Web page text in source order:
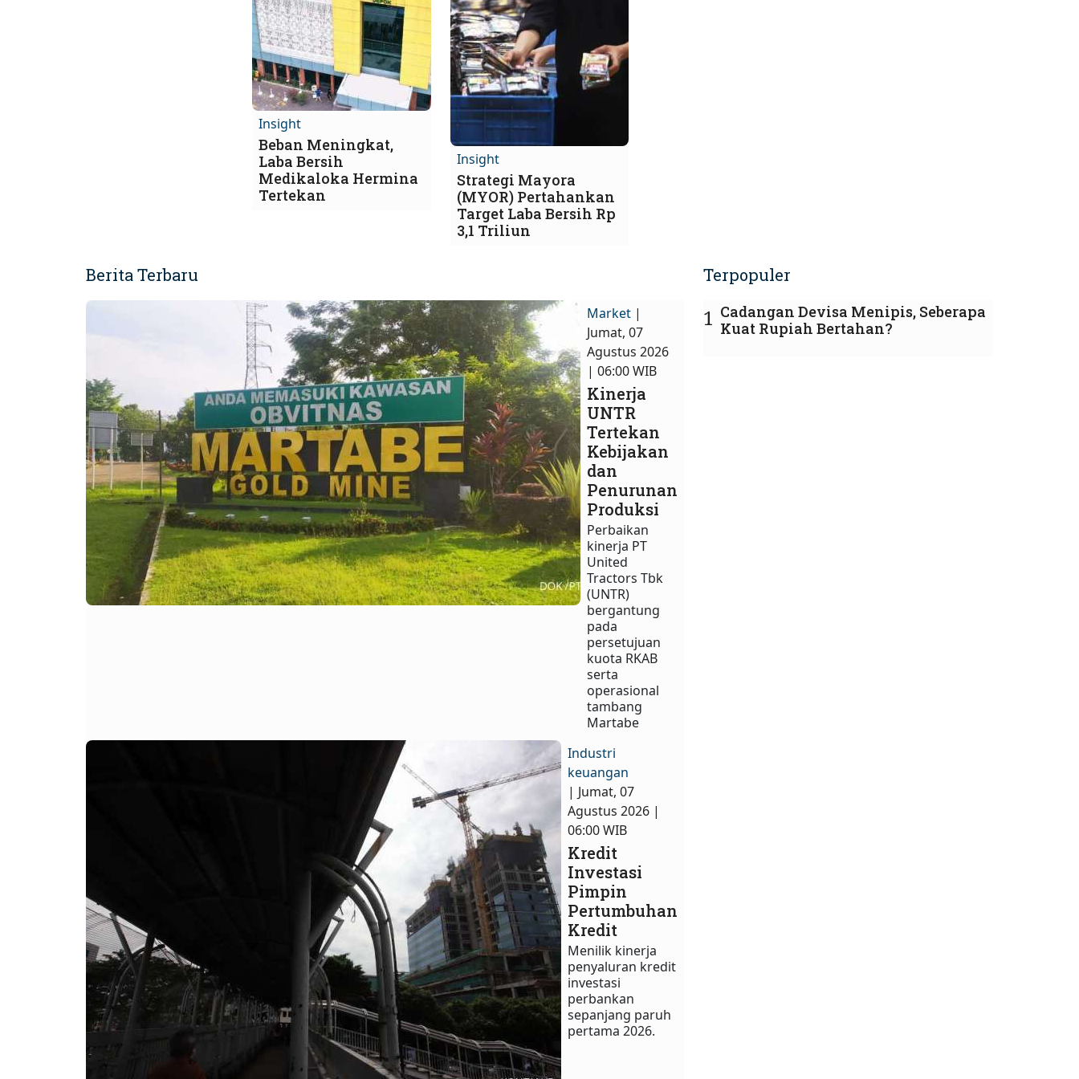
Insight
Beban Meningkat,
Laba Bersih
Medikaloka Hermina
Tertekan
Insight
Strategi Mayora
(MYOR) Pertahankan
Target Laba Bersih Rp
3,1 Triliun
Berita Terbaru
Market |
Jumat, 07
Agustus 2026
| 06:00 WIB
Kinerja
UNTR
Tertekan
Kebijakan
dan
Penurunan
Produksi
Perbaikan
kinerja PT
United
Tractors Tbk
(UNTR)
bergantung
pada
persetujuan
kuota RKAB
serta
operasional
tambang
Martabe
Industri
keuangan
| Jumat, 07
Agustus 2026 |
06:00 WIB
Kredit
Investasi
Pimpin
Pertumbuhan
Kredit
Menilik kinerja
penyaluran kredit
investasi
perbankan
sepanjang paruh
pertama 2026.
Terpopuler
1 Cadangan Devisa Menipis, Seberapa
Kuat Rupiah Bertahan?